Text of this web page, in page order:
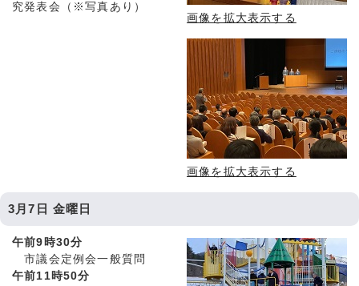
画像を拡大表示する
画像を拡大表示する
究発表会（※写真あり）
3月7日 金曜日
午前9時30分
市議会定例会一般質問
午前11時50分